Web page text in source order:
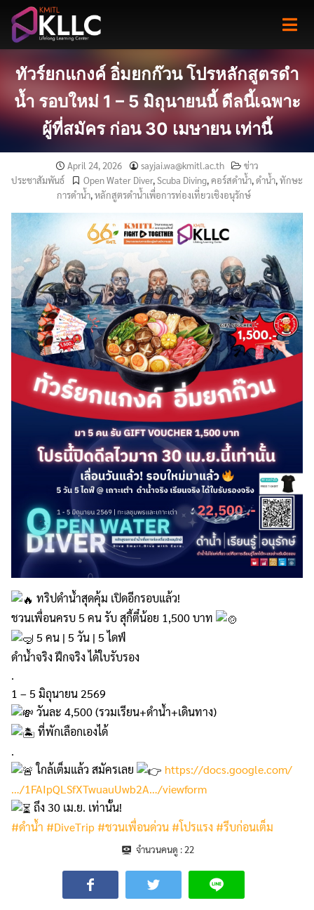
content
ทัวร์ยกแกงค์ อิ่มยกก๊วน โปรหลักสูตรดำ
น้ำ รอบใหม่ 1 – 5 มิถุนายนนี้ ดีลนี้เฉพาะ
ผู้ที่สมัคร ก่อน 30 เมษายน เท่านี้
April 24, 2026 sayjai.wa@kmitl.ac.th
ข่าว
ประชาสัมพันธ์
Open Water Diver,Scuba Diving,คอร์สดำน้ำ,ดำน้ำ,ทักษะ
การดำน้ำ,หลักสูตรดำน้ำเพื่อการท่องเที่ยวเชิงอนุรักษ์
ทริปดำน้ำสุดคุ้ม เปิดอีกรอบแล้ว!
ชวนเพื่อนครบ 5 คน รับ สุกี้ตี๋น้อย 1,500 บาท
5 คน | 5 วัน | 5 ไดฟ์
ดำน้ำจริง ฝึกจริง ได้ใบรับรอง
.
1 – 5 มิถุนายน 2569
วันละ 4,500 (รวมเรียน+ดำน้ำ+เดินทาง)
ที่พักเลือกเองได้
.
ใกล้เต็มแล้ว สมัครเลย
https://docs.google.com/
…/1FAIpQLSfXTwuauUwb2A…/viewform
ถึง 30 เม.ย. เท่านั้น!
#ดำน้ำ #DiveTrip #ชวนเพื่อนด่วน#โปรแรง #รีบก่อนเต็ม
จำนวนคนดู :22